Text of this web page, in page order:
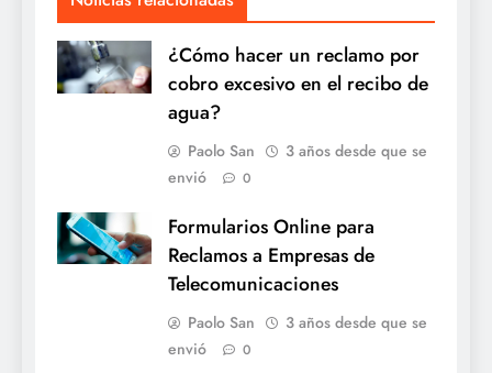
¿Cómo hacer un reclamo por
cobro excesivo en el recibo de
agua?
Paolo San
3 años desde que se
envió
0
Formularios Online para
Reclamos a Empresas de
Telecomunicaciones
Paolo San
3 años desde que se
envió
0